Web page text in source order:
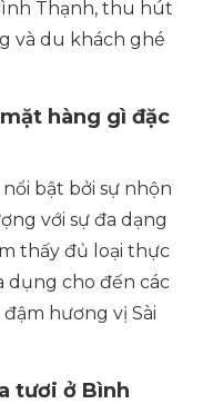
Thạnh, thu hút
và du khách ghé
hàng gì đặc
bật bởi sự nhộn
với sự đa dạng
thấy đủ loại thực
dụng cho đến các
hương vị Sài
tươi ở Bình